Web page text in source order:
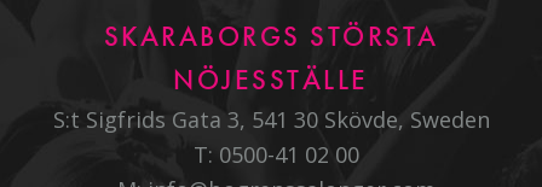
SKARABORGS STÖRSTA
NÖJESSTÄLLE
S:t Sigfrids Gata 3, 541 30 Skövde, Sweden
T: 0500-41 02 00